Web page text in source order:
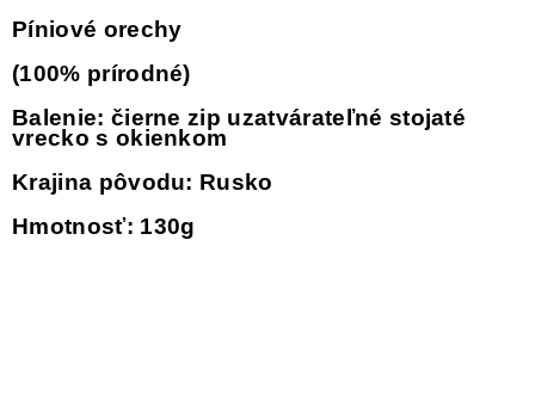
Píniové orechy
(100% prírodné)
Balenie: čierne zip uzatvárateľné stojaté
vrecko s okienkom
Krajina pôvodu: Rusko
Hmotnosť: 130g
R
E
B
U
J
E